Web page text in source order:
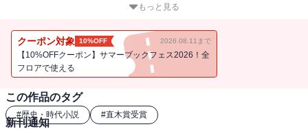
た閉鎖的な家門内に蠢く、暗い血の噴出であった。もはや斬首が廃
豊富な資料を駆使して時代の流れを迫力ある筆で描き、「歴史小説
に新領域を拓いた」と絶讃を博した、第67回直木賞受賞の長篇大
作。
もっと見る
クーポン対象 10%OFF 2026.08.11まで
【10%OFFクーポン】サマーブックフェス2026！全
フロアで使える
この作品のタグ
#歴史・時代小説 #直木賞受賞
新刊通知